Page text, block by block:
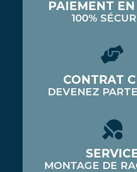
PAIEMENT
100%
CONTRAT
DEVENEZ
MONTAGE DE